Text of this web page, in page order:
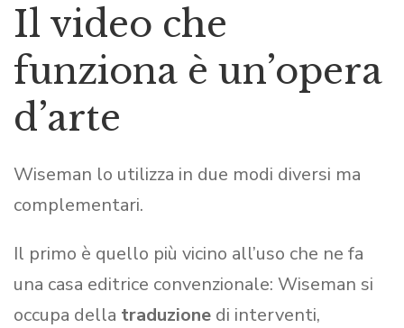
Il video che
funziona è un’opera
d’arte
Wiseman lo utilizza in due modi diversi ma
complementari.
Il primo è quello più vicino all’uso che ne fa
una casa editrice convenzionale: Wiseman si
occupa della traduzione di interventi,